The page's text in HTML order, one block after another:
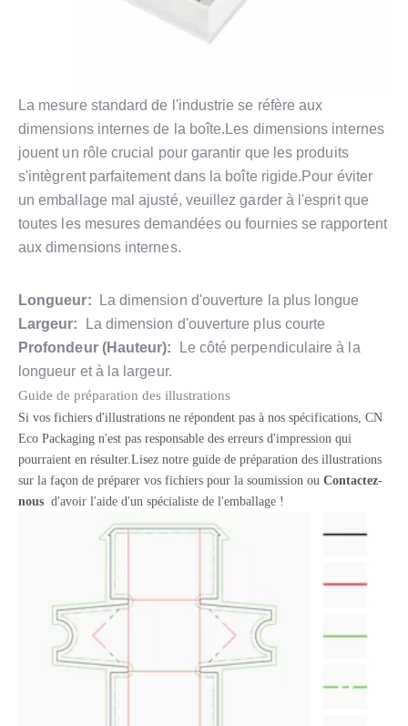
La mesure standard de l'industrie se réfère aux
dimensions internes de la boîte.Les dimensions internes
jouent un rôle crucial pour garantir que les produits
s'intègrent parfaitement dans la boîte rigide.Pour éviter
un emballage mal ajusté, veuillez garder à l'esprit que
toutes les mesures demandées ou fournies se rapportent
aux dimensions internes.
Longueur: La dimension d'ouverture la plus longue
Largeur:
La dimension d'ouverture plus courte
Profondeur (Hauteur): Le côté perpendiculaire à la
longueur et à la largeur.
Guide de préparation des illustrations
Si vos fichiers d'illustrations ne répondent pas à nos spécifications, CN
Eco Packaging n'est pas responsable des erreurs d'impression qui
pourraient en résulter.Lisez notre guide de préparation des illustrations
sur la façon de préparer vos fichiers pour la soumission ou Contactez-
nous d'avoir l'aide d'un spécialiste de l'emballage !